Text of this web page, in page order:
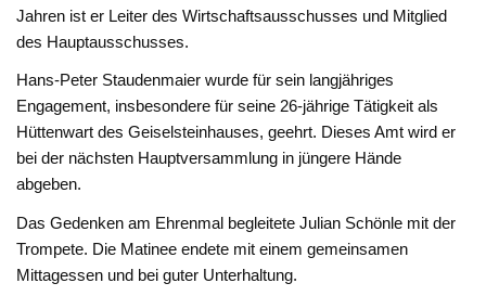
Jahren ist er Leiter des Wirtschaftsausschusses und Mitglied
des Hauptausschusses.
Hans-Peter Staudenmaier wurde für sein langjähriges
Engagement, insbesondere für seine 26-jährige Tätigkeit als
Hüttenwart des Geiselsteinhauses, geehrt. Dieses Amt wird er
bei der nächsten Hauptversammlung in jüngere Hände
abgeben.
Das Gedenken am Ehrenmal begleitete Julian Schönle mit der
Trompete. Die Matinee endete mit einem gemeinsamen
Mittagessen und bei guter Unterhaltung.